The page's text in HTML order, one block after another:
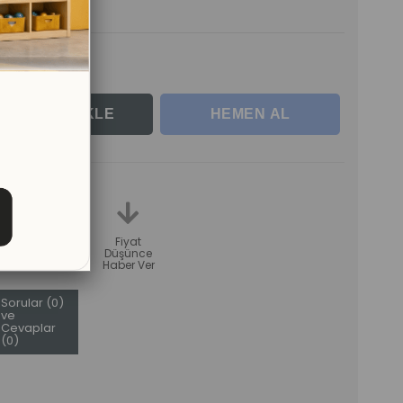
Fiyat
Düşünce
Haber Ver
Sorular (0)
ve
Cevaplar
(0)